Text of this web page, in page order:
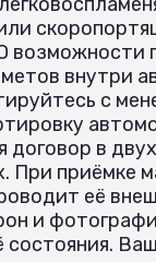
возможности
внутри
с
договор в двух
При приёмке
её
и
состояния.